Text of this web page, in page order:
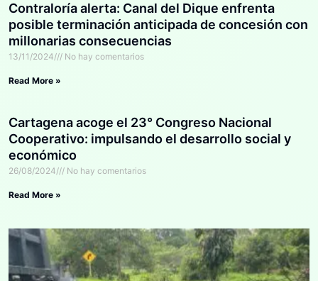
Contraloría alerta: Canal del Dique enfrenta
posible terminación anticipada de concesión con
millonarias consecuencias
13/11/2024 No hay comentarios
Read More »
Cartagena acoge el 23° Congreso Nacional
Cooperativo: impulsando el desarrollo social y
económico
26/08/2024 No hay comentarios
Read More »